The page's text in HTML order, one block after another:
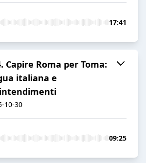
17:41
Capire Roma per Toma:
italiana e
10-30
09:25